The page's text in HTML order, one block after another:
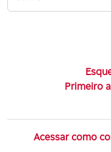
Primeiro
Acessar como